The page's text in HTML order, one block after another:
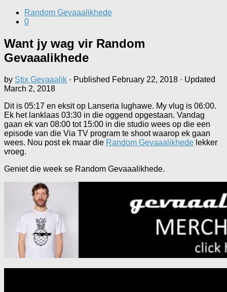
Random Gevaaalikhede
0
Want jy wag vir Random
Gevaaalikhede
by Stix Gevaaalik · Published February 22, 2018 · Updated
March 2, 2018
Dit is 05:17 en eksit op Lanseria lughawe. My vlug is 06:00.
Ek het lanklaas 03:30 in die oggend opgestaan. Vandag
gaan ek van 08:00 tot 15:00 in die studio wees op die een
episode van die Via TV program te shoot waarop ek gaan
wees. Nou post ek maar die Random Gevaaalikhede lekker
vroeg.
Geniet die week se Random Gevaaalikhede.